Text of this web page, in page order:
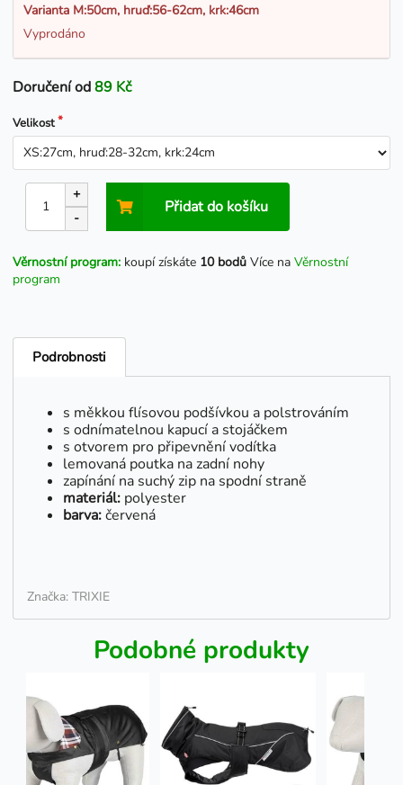
Varianta M:50cm, hruď:56-62cm, krk:46cm
Vyprodáno
Doručení od89 Kč
Velikost
+
-
Přidat do košíku
Věrnostní program: koupí získáte 10 bodů Více na Věrnostní
program
Podrobnosti
s měkkou flísovou podšívkou a polstrováním
s odnímatelnou kapucí a stojáčkem
s otvorem pro připevnění vodítka
lemovaná poutka na zadní nohy
zapínání na suchý zip na spodní straně
materiál: polyester
barva:červená
Značka: TRIXIE
Podobné produkty